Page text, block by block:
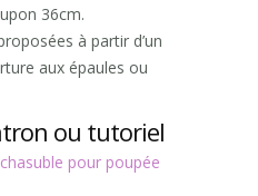
36cm.
à partir d’un
aux épaules ou
ou tutoriel
pour poupée